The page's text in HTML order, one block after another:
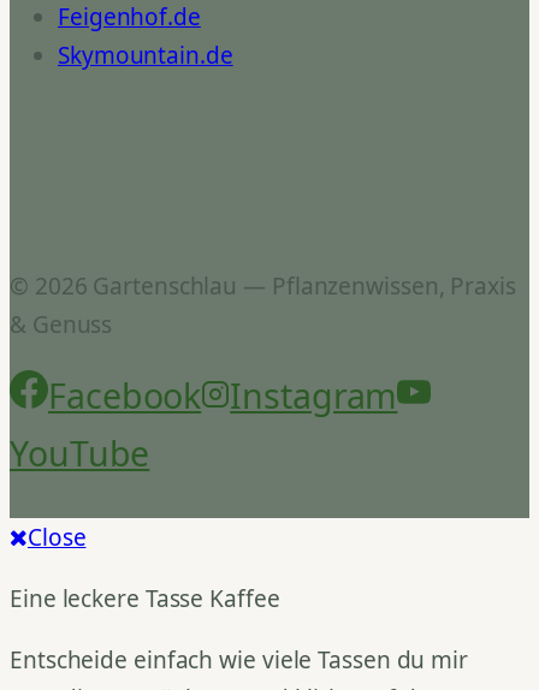
Feigenhof.de
Skymountain.de
© 2026 Gartenschlau — Pflanzenwissen, Praxis
& Genuss
Facebook
Instagram
YouTube
Close
Eine leckere Tasse Kaffee
Entscheide einfach wie viele Tassen du mir